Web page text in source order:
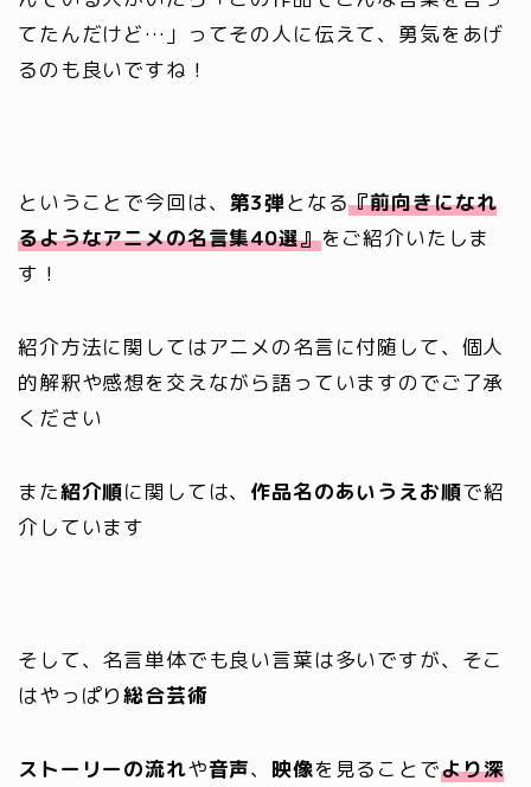
てたんだけど…」ってその人に伝えて、勇気をあげ
るのも良いですね！
ということで今回は、 第3弾となる『前向きになれ
るようなアニメの名言集40選』をご紹介いたしま
す！
紹介方法に関してはアニメの名言に付随して、個人
的解釈や感想を交えながら語っていますのでご了承
ください
また紹介順に関しては、 作品名のあいうえお順で紹
介しています
そして、名言単体でも良い言葉は多いですが、そこ
はやっぱり総合芸術
ストーリーの流れや音声、 映像を見ることでより深